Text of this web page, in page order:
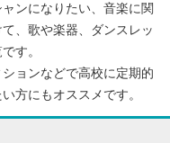
特徴から探す
て探す
道・東北
ンになりたい、音楽に関
、歌や楽器、ダンスレッ
す。
ョンなどで高校に定期的
方にもオススメです。